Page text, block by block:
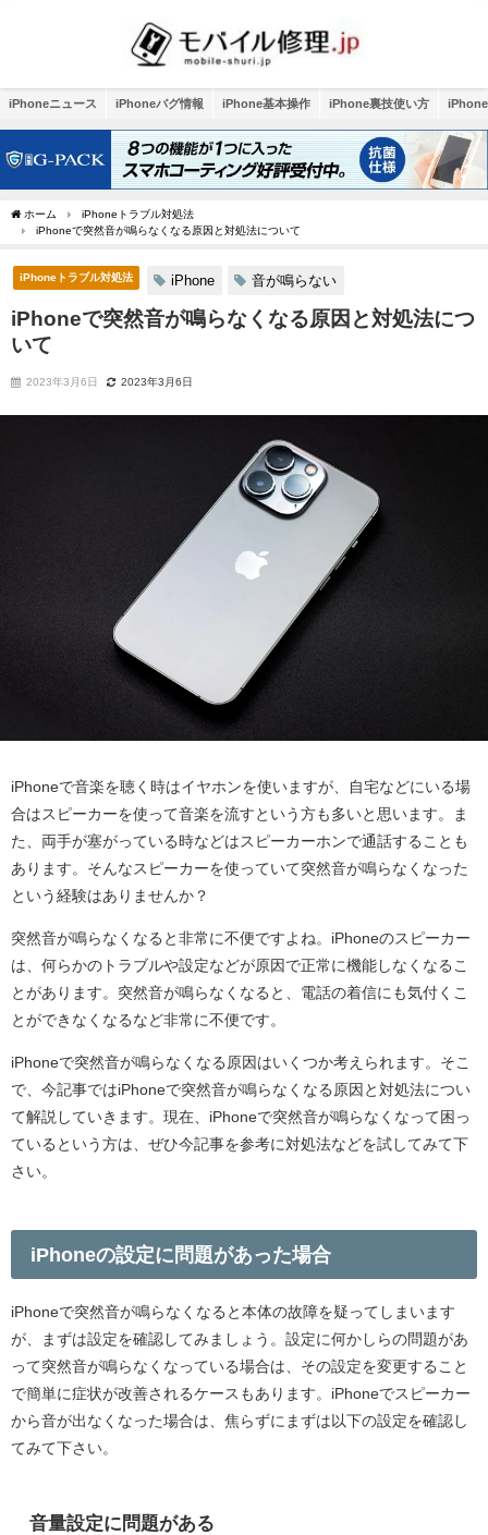
iPhoneニュース iPhoneバグ情報 iPhone基本操作 iPhone裏技使い方
ホーム
iPhoneトラブル対処法
iPhoneで突然音が鳴らなくなる原因と対処法について
iPhoneトラブル対処法 iPhone 音が鳴らない
iPhoneで突然音が鳴らなくなる原因と対処法につ
いて
2023年3月6日 2023年3月6日
iPhoneで音楽を聴く時はイヤホンを使いますが、自宅などにいる場
合はスピーカーを使って音楽を流すという方も多いと思います。ま
た、両手が塞がっている時などはスピーカーホンで通話することも
あります。そんなスピーカーを使っていて突然音が鳴らなくなった
という経験はありませんか？
突然音が鳴らなくなると非常に不便ですよね。iPhoneのスピーカー
は、何らかのトラブルや設定などが原因で正常に機能しなくなるこ
とがあります。突然音が鳴らなくなると、電話の着信にも気付くこ
とができなくなるなど非常に不便です。
iPhoneで突然音が鳴らなくなる原因はいくつか考えられます。そこ
で、今記事ではiPhoneで突然音が鳴らなくなる原因と対処法につい
て解説していきます。現在、iPhoneで突然音が鳴らなくなって困っ
ているという方は、ぜひ今記事を参考に対処法などを試してみて下
さい。
iPhoneの設定に問題があった場合
iPhoneで突然音が鳴らなくなると本体の故障を疑ってしまいます
が、まずは設定を確認してみましょう。設定に何かしらの問題があ
って突然音が鳴らなくなっている場合は、その設定を変更すること
で簡単に症状が改善されるケースもあります。iPhoneでスピーカー
から音が出なくなった場合は、焦らずにまずは以下の設定を確認し
てみて下さい。
音量設定に問題がある